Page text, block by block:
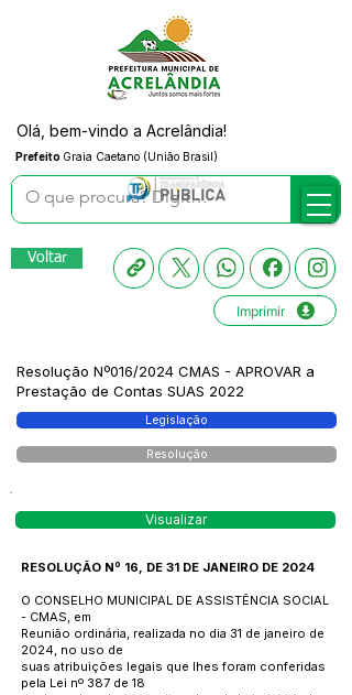
Prefeito Graia Caetano (União Brasil)
Olá, bem-vindo a Acrelândia!
Voltar
Imprimir
Resolução Nº016/2024 CMAS - APROVAR a
Prestação de Contas SUAS 2022
Legislação
Resolução
Visualizar
RESOLUÇÃO Nº 16, DE 31 DE JANEIRO DE 2024
O CONSELHO MUNICIPAL DE ASSISTÊNCIA SOCIAL
- CMAS, em
Reunião ordinária, realizada no dia 31 de janeiro de
2024, no uso de
suas atribuições legais que lhes foram conferidas
pela Lei nº 387 de 18